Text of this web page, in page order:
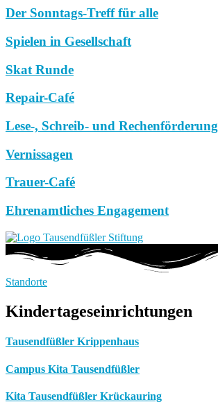
Der Sonntags-Treff für alle
Spielen in Gesellschaft
Skat Runde
Repair-Café
Lese-, Schreib- und Rechenförderung
Vernissagen
Trauer-Café
Ehrenamtliches Engagement
Standorte
Kindertageseinrichtungen
Tausendfüßler Krippenhaus
Campus Kita Tausendfüßler
Kita Tausendfüßler Krückauring